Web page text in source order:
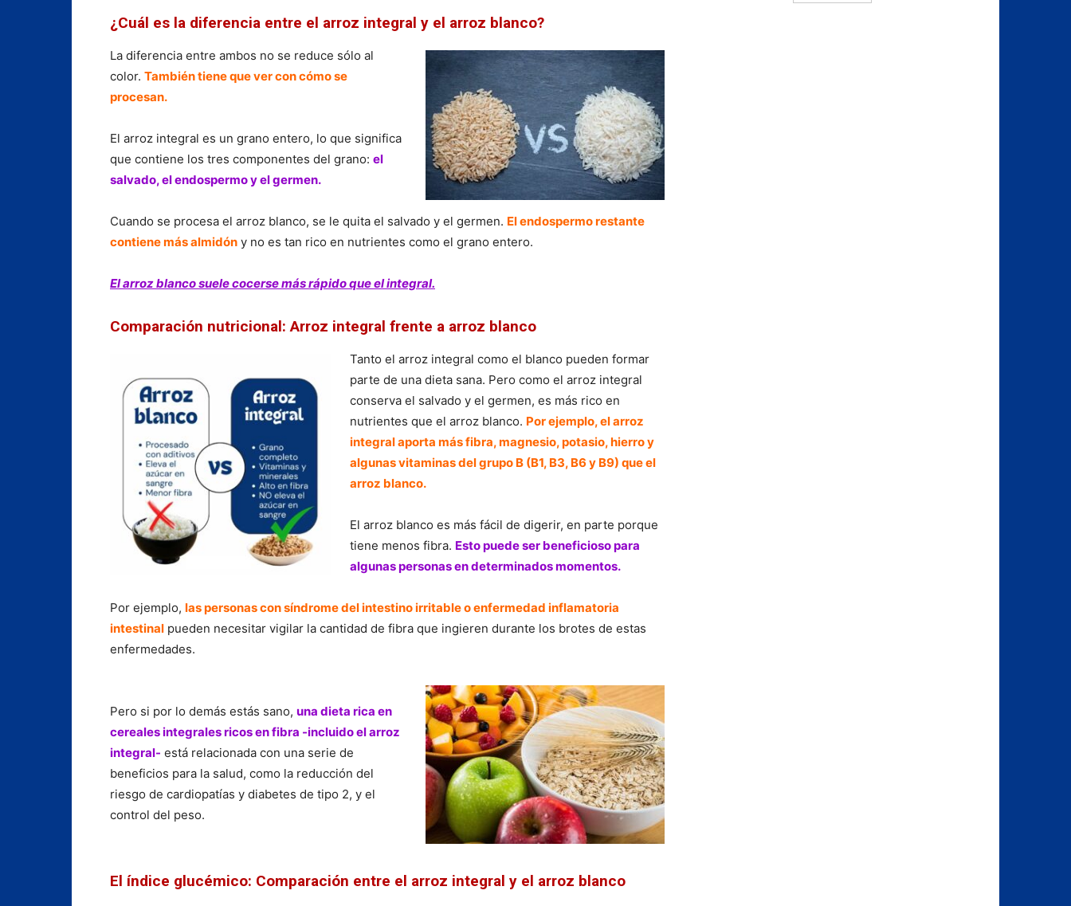
¿Cuál es la diferencia entre el arroz integral y el arroz blanco?
La diferencia entre ambos no se reduce sólo al
color. También tiene que ver con cómo se
procesan.
El arroz integral es un grano entero, lo que significa
que contiene los tres componentes del grano: el
salvado, el endospermo y el germen.
Cuando se procesa el arroz blanco, se le quita el salvado y el germen. El endospermo restante
contiene más almidón y no es tan rico en nutrientes como el grano entero.
El arroz blanco suele cocerse más rápido que el integral.
Comparación nutricional: Arroz integral frente a arroz blanco
Tanto el arroz integral como el blanco pueden formar
parte de una dieta sana. Pero como el arroz integral
conserva el salvado y el germen, es más rico en
nutrientes que el arroz blanco. Por ejemplo, el arroz
integral aporta más fibra, magnesio, potasio, hierro y
algunas vitaminas del grupo B (B1, B3, B6 y B9) que el
arroz blanco.
El arroz blanco es más fácil de digerir, en parte porque
tiene menos fibra. Esto puede ser beneficioso para
algunas personas en determinados momentos.
Por ejemplo, las personas con síndrome del intestino irritable o enfermedad inflamatoria
intestinal pueden necesitar vigilar la cantidad de fibra que ingieren durante los brotes de estas
enfermedades.
Pero si por lo demás estás sano, una dieta rica en
cereales integrales ricos en fibra -incluido el arroz
integral- está relacionada con una serie de
beneficios para la salud, como la reducción del
riesgo de cardiopatías y diabetes de tipo 2, y el
control del peso.
El índice glucémico: Comparación entre el arroz integral y el arroz blanco